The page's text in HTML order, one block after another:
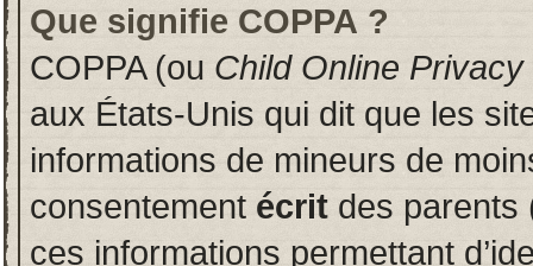
Que signifie COPPA ?
COPPA (ou Child Online
aux États-Unis qui dit que les
informations de mineurs de
consentement écrit des parents
ces informations permettant